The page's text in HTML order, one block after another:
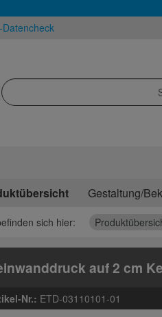
Gestaltung/
sich hier:
auf 2 cm
Nr.: ETD-03110101-01